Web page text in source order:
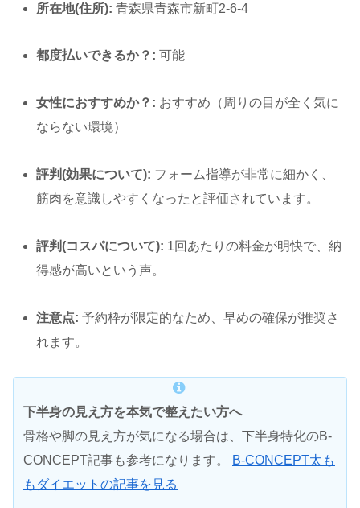
所在地(住所): 青森県青森市新町2-6-4
都度払いできるか？: 可能
女性におすすめか？: おすすめ（周りの目が全く気に
ならない環境）
評判(効果について): フォーム指導が非常に細かく、
筋肉を意識しやすくなったと評価されています。
評判(コスパについて): 1回あたりの料金が明快で、納
得感が高いという声。
注意点: 予約枠が限定的なため、早めの確保が推奨さ
れます。
下半身の見え方を本気で整えたい方へ
骨格や脚の見え方が気になる場合は、下半身特化のB-
CONCEPT記事も参考になります。
B-CONCEPT太も
もダイエットの記事を見る